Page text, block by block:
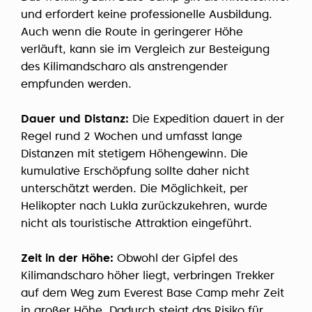
und erfordert keine professionelle Ausbildung.
Auch wenn die Route in geringerer Höhe
verläuft, kann sie im Vergleich zur Besteigung
des Kilimandscharo als anstrengender
empfunden werden.
Dauer und Distanz: Die Expedition dauert in der
Regel rund 2 Wochen und umfasst lange
Distanzen mit stetigem Höhengewinn. Die
kumulative Erschöpfung sollte daher nicht
unterschätzt werden. Die Möglichkeit, per
Helikopter nach Lukla zurückzukehren, wurde
nicht als touristische Attraktion eingeführt.
Zeit in der Höhe: Obwohl der Gipfel des
Kilimandscharo höher liegt, verbringen Trekker
auf dem Weg zum Everest Base Camp mehr Zeit